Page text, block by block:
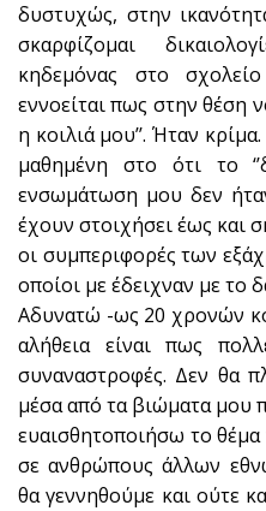
δυστυχώς, στην
σκαρφίζομαι
κηδεμόνας στο
εννοείται πως στην θέση
η κοιλιά μου’’. Ήταν
μαθημένη στο ότι το
ενσωμάτωση μου δεν
έχουν στοιχήσει έως και
οι συμπεριφορές των
οποίοι με έδειχναν με το
Αδυνατώ -ως 20 χρονών
αλήθεια είναι πως
συναναστροφές. Δεν θα
μέσα από τα βιώματα μου
ευαισθητοποιήσω το
σε ανθρώπους άλλων
θα γεννηθούμε και ούτε